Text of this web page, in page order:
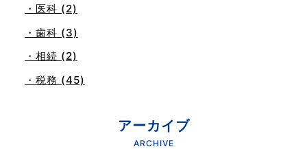
・医科 (2)
・歯科 (3)
・相続 (2)
・税務 (45)
アーカイブ
ARCHIVE